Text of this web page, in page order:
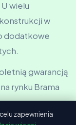
wielu
w
dodatkowe
gwarancją
rynku Brama
zapewnienia